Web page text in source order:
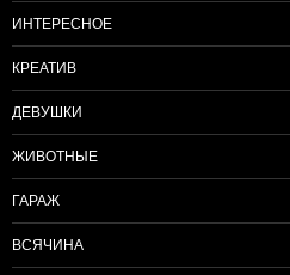
ИНТЕРЕСНОЕ
КРЕАТИВ
ДЕВУШКИ
ЖИВОТНЫЕ
ГАРАЖ
ВСЯЧИНА